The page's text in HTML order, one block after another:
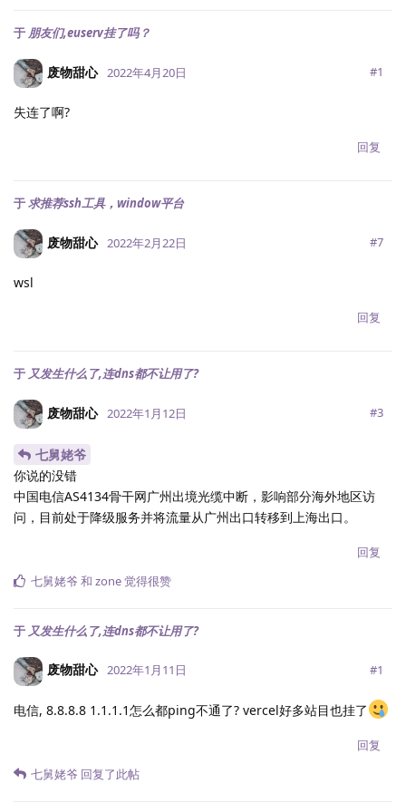
于 朋友们,euserv挂了吗？
废物甜心 2022年4月20日 #1
失连了啊?
回复
于求推荐ssh工具，window平台
废物甜心 2022年2月22日 #7
wsl
回复
于 又发生什么了,连dns都不让用了?
废物甜心 2022年1月12日 #3
七舅姥爷
你说的没错
中国电信AS4134骨干网广州出境光缆中断，影响部分海外地区访
问，目前处于降级服务并将流量从广州出口转移到上海出口。
回复
七舅姥爷 和 zone觉得很赞
于 又发生什么了,连dns都不让用了?
废物甜心 2022年1月11日 #1
电信, 8.8.8.8 1.1.1.1怎么都ping不通了? vercel好多站目也挂了
回复
七舅姥爷 回复了此帖